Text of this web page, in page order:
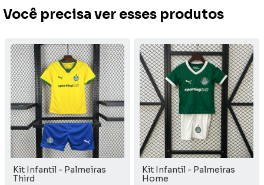
Você precisa ver esses produtos
Kit Infantil - Palmeiras
Third
Kit Infantil - Palmeiras
Home